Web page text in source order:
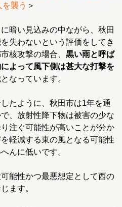
襲う ＞
暗い見込みの中ながら、秋田
失わないという評価をしてき
核攻撃の場合、 黒い雨と呼ば
よって風下側は甚大な打撃を
なっています。
たように、秋田市は1年を通
、放射性降下物は被害の少な
注ぐ可能性が高いことが分か
軽減する東の風となる可能性
んに低いです。
能性かつ最悪想定として西の
ます。